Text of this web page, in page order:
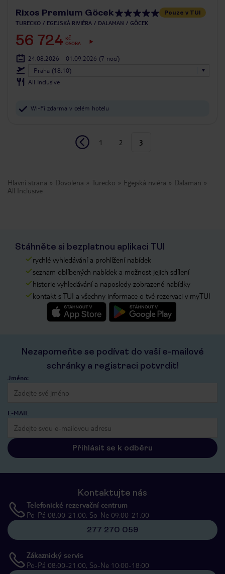
Rixos Premium Göcek Pouze v TUI
TURECKO EGEJSKÁ RIVIÉRA DALAMAN GÖCEK
56 724 KČ
OSOBA
24.08.2026 - 01.09.2026 (7 nocí)
Praha (18:10)
All Inclusive
Wi-Fi zdarma v celém hotelu
1 2 3
Hlavní strana Dovolena Turecko Egejská riviéra
Dalaman
All Inclusive
Stáhněte si bezplatnou aplikaci TUI
rychlé vyhledávání a prohlížení nabídek
seznam oblíbených nabídek a možnost jejich sdílení
historie vyhledávání a naposledy zobrazené nabídky
kontakt s TUI a všechny informace o tvé rezervaci v myTUI
Nezapomeňte se podívat do vaší e-mailové
schránky a registraci potvrdit!
Jméno:
E-MAIL
Přihlásit se k odběru
Kontaktujte nás
Telefonické rezervační centrum
Po-Pá 08:00-21:00, So-Ne 09:00-21:00
277 270 059
Zákaznický servis
Po-Pá 08:00-21:00, So-Ne 10:00-18:00